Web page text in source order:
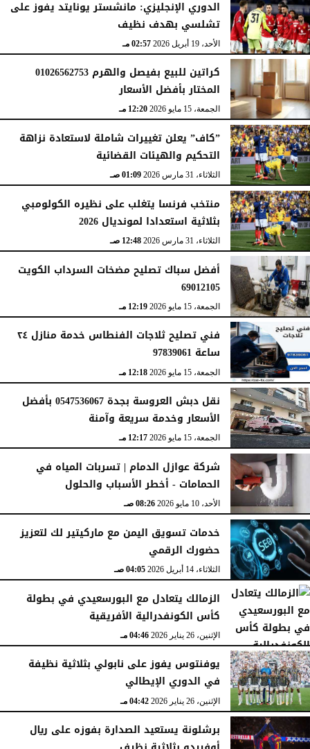
الدوري الإنجليزي: مانشستر يونايتد يفوز على
تشلسي بهدف نظيف
الأحد، 19 أبريل 2026 02:57 مـ
كراتين للبيع بفيصل والهرم 01026562753
المختار بأفضل الأسعار
الجمعة، 15 مايو 2026 12:20 مـ
”كاف” يعلن تغييرات شاملة لاستعادة نزاهة
التحكيم والهيئات القضائية
الثلاثاء، 31 مارس 2026 01:09 صـ
منتخب فرنسا يتغلب على نظيره الكولومبي
بثلاثية استعدادا لمونديال 2026
الثلاثاء، 31 مارس 2026 12:48 صـ
أفضل سباك تصليح مضخات السرداب الكويت
69012105
الجمعة، 15 مايو 2026 12:19 مـ
فني تصليح ثلاجات الفنطاس خدمة منازل ٢٤
ساعة 97839061
الجمعة، 15 مايو 2026 12:18 مـ
نقل دبش العروسة بجدة 0547536067 بأفضل
الأسعار وخدمة سريعة وآمنة
الجمعة، 15 مايو 2026 12:17 مـ
شركة عوازل الدمام | تسربات المياه في
الحمامات - أخطر الأسباب والحلول
الأحد، 10 مايو 2026 08:26 صـ
خدمات تسويق اليمن مع ماركيتير لك لتعزيز
حضورك الرقمي
الثلاثاء، 14 أبريل 2026 04:05 صـ
الزمالك يتعادل مع البورسعيدي في بطولة
كأس الكونفدرالية الأفريقية
الإثنين، 26 يناير 2026 04:46 مـ
يوفنتوس يفوز على نابولي بثلاثية نظيفة
في الدوري الإيطالي
الإثنين، 26 يناير 2026 04:42 مـ
برشلونة يستعيد الصدارة بفوزه على ريال